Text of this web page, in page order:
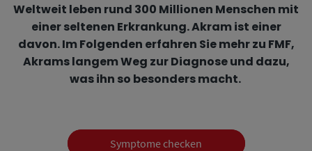
Weltweit leben rund 300 Millionen Menschen mit
einer seltenen Erkrankung. Akram ist einer
davon. Im Folgenden erfahren Sie mehr zu FMF,
Akrams langem Weg zur Diagnose und dazu,
was ihn so besonders macht.
Symptome checken